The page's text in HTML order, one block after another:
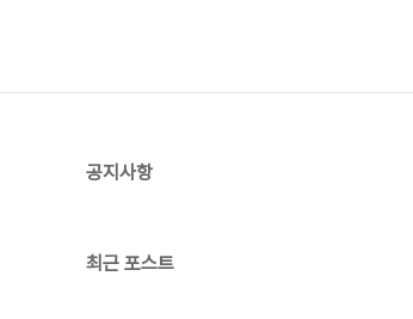
공지사항
최근 포스트